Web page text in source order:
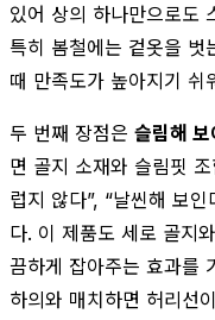
있어 상의 하나만으로도
특히 봄철에는 겉옷을 벗
때 만족도가 높아지기 쉬
두 번째 장점은 슬림해
면 골지 소재와 슬림핏
럽지 않다”, “날씬해 보
다. 이 제품도 세로 골지
끔하게 잡아주는 효과를
하의와 매치하면 허리선